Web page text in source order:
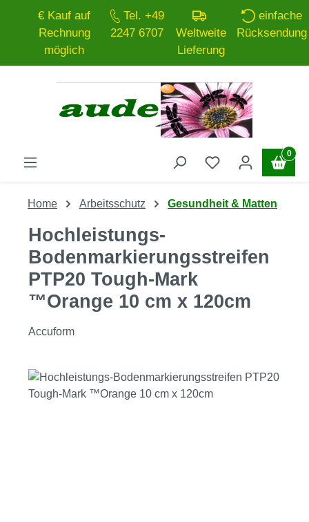
Zum Hauptinhalt springen
€ Kauf auf
Rechnung
möglich
Tel. +49
2247 6707
Weltweite
Lieferung
einfache
Rücksendung
0
Home Arbeitsschutz Gesundheit & Matten
Hochleistungs-
Bodenmarkierungsstreifen
PTP20 Tough-Mark
™Orange 10 cm x 120cm
Accuform
Bildergalerie überspringen